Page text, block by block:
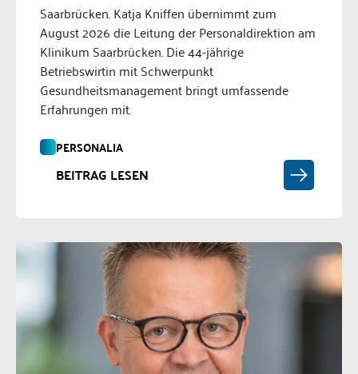
Saarbrücken. Katja Kniffen übernimmt zum
August 2026 die Leitung der Personaldirektion am
Klinikum Saarbrücken. Die 44-jährige
Betriebswirtin mit Schwerpunkt
Gesundheitsmanagement bringt umfassende
Erfahrungen mit.
PERSONALIA
BEITRAG LESEN